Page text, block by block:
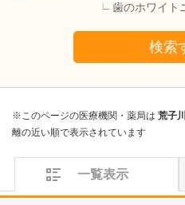
歯のホワイト
検索
※このページの医療機関・薬局は 荒子
離の近い順で表示されています
一覧表示